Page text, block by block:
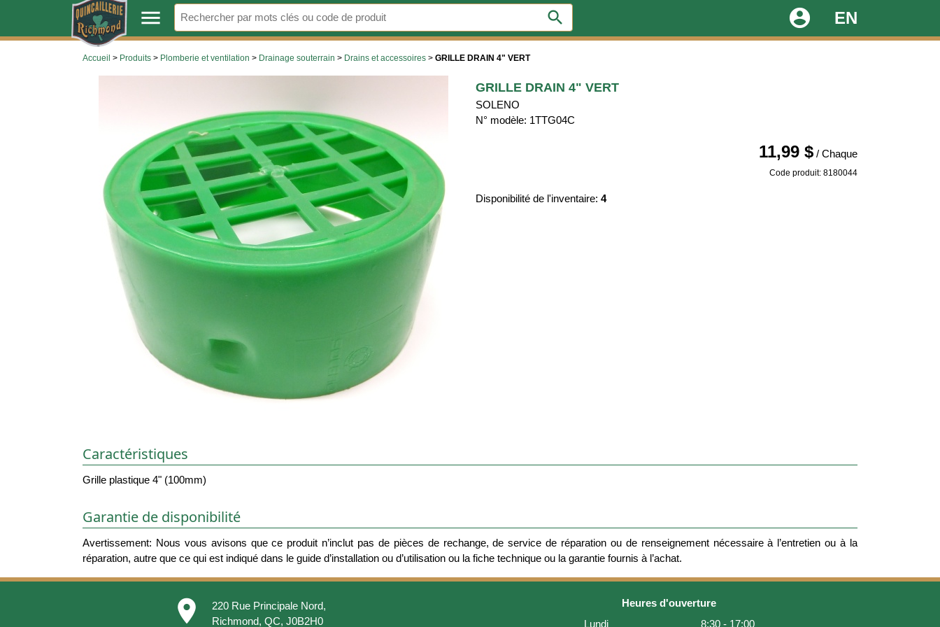
. menu search EN
account_circle
Accueil > Produits > Plomberie et ventilation > Drainage souterrain > Drains et accessoires > GRILLE DRAIN 4" VERT
GRILLE DRAIN 4" VERT
SOLENO
N° modèle: 1TTG04C
11,99 $/ Chaque
Code produit: 8180044
Disponibilité de l'inventaire: 4
Caractéristiques
Grille plastique 4" (100mm)
Garantie de disponibilité
Avertissement: Nous vous avisons que ce produit n’inclut pas de pièces de rechange, de service de réparation ou de renseignement nécessaire à l’entretien ou à la
réparation, autre que ce qui est indiqué dans le guide d’installation ou d’utilisation ou la fiche technique ou la garantie fournis à l’achat.
place
220 Rue Principale Nord,
Richmond, QC, J0B2H0
Heures d'ouverture
Lundi
8:30 - 17:00